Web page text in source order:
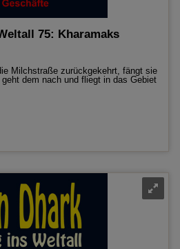
75: Kharamaks
Milchstraße zurückgekehrt, fängt sie
dem nach und fliegt in das Gebiet